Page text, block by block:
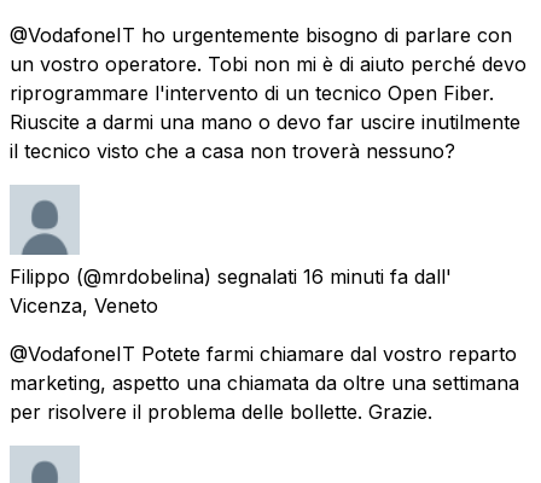
@VodafoneIT ho urgentemente bisogno di parlare con
un vostro operatore. Tobi non mi è di aiuto perché devo
riprogrammare l'intervento di un tecnico Open Fiber.
Riuscite a darmi una mano o devo far uscire inutilmente
il tecnico visto che a casa non troverà nessuno?
Filippo (@mrdobelina) segnalati 16 minuti fa dall'
Vicenza, Veneto
@VodafoneIT Potete farmi chiamare dal vostro reparto
marketing, aspetto una chiamata da oltre una settimana
per risolvere il problema delle bollette. Grazie.